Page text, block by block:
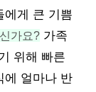
에게 큰 기쁨
가요? 가족
위해 빠른
에 얼마나 반